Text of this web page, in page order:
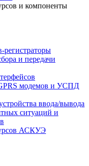
и компоненты
регистраторы
и передачи
модемов и УСПД
ввода/вывода
ситуаций и
АСКУЭ